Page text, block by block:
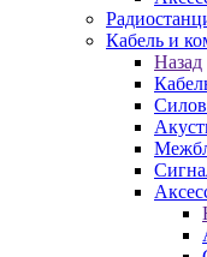
Кабель и
Назад